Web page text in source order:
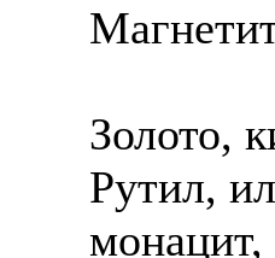
Золото,
Рутил,
монацит,